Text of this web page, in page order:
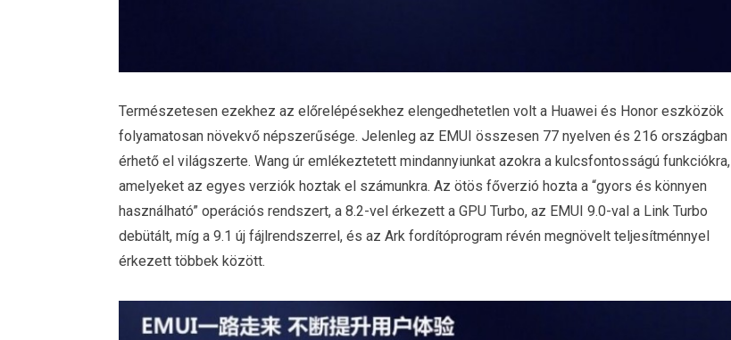
Természetesen ezekhez az előrelépésekhez elengedhetetlen volt a Huawei és Honor eszközök
folyamatosan növekvő népszerűsége. Jelenleg az EMUI összesen 77 nyelven és 216 országban
érhető el világszerte. Wang úr emlékeztetett mindannyiunkat azokra a kulcsfontosságú funkciókra,
amelyeket az egyes verziók hoztak el számunkra. Az ötös főverzió hozta a “gyors és könnyen
használható” operációs rendszert, a 8.2-vel érkezett a GPU Turbo, az EMUI 9.0-val a Link Turbo
debütált, míg a 9.1 új fájlrendszerrel, és az Ark fordítóprogram révén megnövelt teljesítménnyel
érkezett többek között.